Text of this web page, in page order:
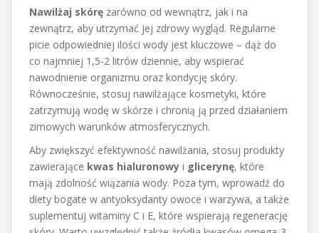
Nawilżaj skórę zarówno od wewnątrz, jak i na
zewnątrz, aby utrzymać jej zdrowy wygląd. Regularne
picie odpowiedniej ilości wody jest kluczowe – dąż do
co najmniej 1,5-2 litrów dziennie, aby wspierać
nawodnienie organizmu oraz kondycję skóry.
Równocześnie, stosuj nawilżające kosmetyki, które
zatrzymują wodę w skórze i chronią ją przed działaniem
zimowych warunków atmosferycznych.
Aby zwiększyć efektywność nawilżania, stosuj produkty
zawierające kwas hialuronowy i glicerynę, które
mają zdolność wiązania wody. Poza tym, wprowadź do
diety bogate w antyoksydanty owoce i warzywa, a także
suplementuj witaminy C i E, które wspierają regenerację